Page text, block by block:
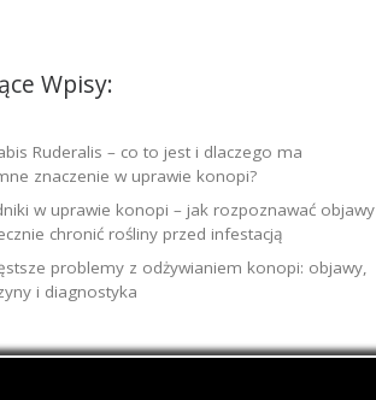
Wpisy:
Ruderalis – co to jest i dlaczego ma
znaczenie w uprawie konopi?
w uprawie konopi – jak rozpoznawać objawy
chronić rośliny przed infestacją
problemy z odżywianiem konopi: objawy,
i diagnostyka